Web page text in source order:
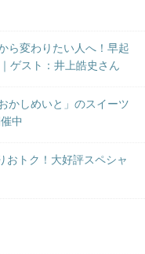
ら変わりたい人へ！早起
ゲスト：井上皓史さん
かしめいと」のスイーツ
中
おトク！大好評スペシャ